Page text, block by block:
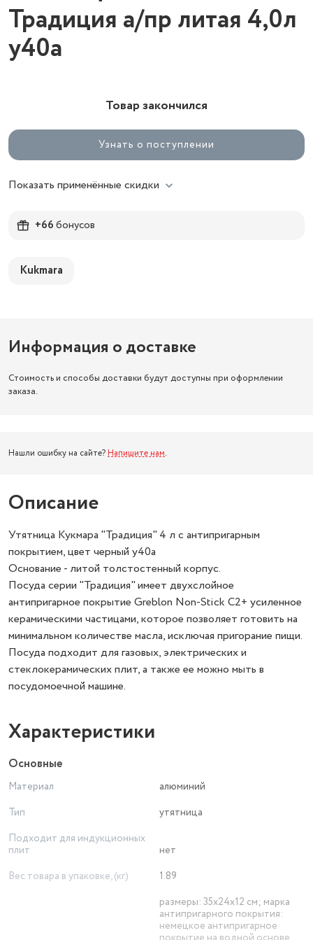
Традиция а/пр литая 4,0л
у40а
Товар закончился
Узнать о поступлении
Показать применённые скидки
+66бонусов
Kukmara
Информация о доставке
Стоимость и способы доставки будут доступны при оформлении
заказа.
Нашли ошибку на сайте? Напишите нам.
Описание
Утятница Кукмара "Традиция" 4 л с антипригарным
покрытием, цвет черный у40а
Основание - литой толстостенный корпус.
Посуда серии "Традиция" имеет двухслойное
антипригарное покрытие Greblon Non-Stick C2+ усиленное
керамическими частицами, которое позволяет готовить на
минимальном количестве масла, исключая пригорание пищи.
Посуда подходит для газовых, электрических и
стеклокерамических плит, а также ее можно мыть в
посудомоечной машине.
Характеристики
Основные
Материал
алюминий
Тип
утятница
Подходит для индукционных
плит
нет
Вес товара в упаковке, (кг)
1.89
размеры: 35x24x12 см; марка
антипригарного покрытия:
немецкое антипригарное